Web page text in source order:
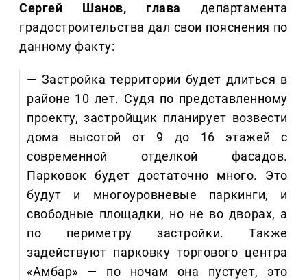
Сергей Шанов, глава департамента
градостроительства дал свои пояснения по
данному факту:
— Застройка территории будет длиться в
районе 10 лет. Судя по представленному
проекту, застройщик планирует возвести
дома высотой от 9 до 16 этажей с
современной отделкой фасадов.
Парковок будет достаточно много. Это
будут и многоуровневые паркинги, и
свободные площадки, но не во дворах, а
по периметру застройки. Также
задействуют парковку торгового центра
«Амбар» — по ночам она пустует, это